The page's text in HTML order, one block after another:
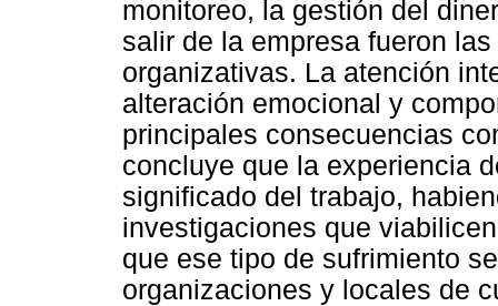
monitoreo, la gestión del
salir de la empresa fueron
organizativas. La atención
alteración emocional y
principales consecuencias
concluye que la experiencia
significado del trabajo,
investigaciones que
que ese tipo de sufrimiento
organizaciones y locales de